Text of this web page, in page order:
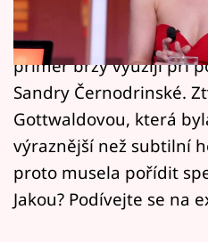
Filmový festival
Pořady
Mámy sobě
Přihlášení
identity známé
tělesné proporce,
příměr brzy využijí při
Sandry Černodrinské.
Gottwaldovou, která
výraznější než subtilní
proto musela pořídit
Jakou? Podívejte se na